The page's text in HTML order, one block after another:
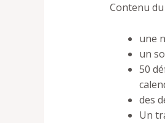
Contenu
une
un
50
des
Un